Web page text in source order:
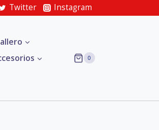
Twitter Instagram
0